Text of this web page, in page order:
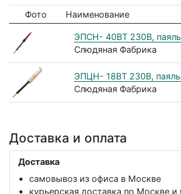
Фото Наименование
ЭПСН- 40ВТ 230В,
Слюдяная Фабрика
ЭПЦН- 18ВТ 230В,
Слюдяная Фабрика
Доставка и оплата
Доставка
самовывоз из офиса в Москве
курьерская доставка по Москве